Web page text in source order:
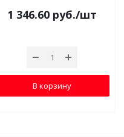
1 346.60 руб./шт
В корзину